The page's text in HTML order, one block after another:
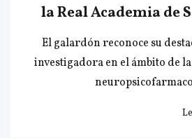
la Real Academia de
El galardón reconoce su
investigadora en el ámbito de